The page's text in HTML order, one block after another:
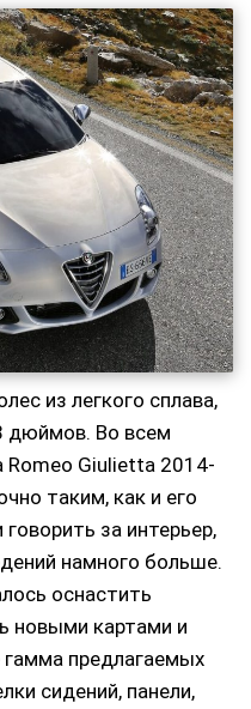
из легкого сплава,
дюймов. Во всем
Romeo Giulietta 2014-
таким, как и его
за интерьер,
намного больше.
оснастить
новыми картами и
гамма предлагаемых
сидений, панели,